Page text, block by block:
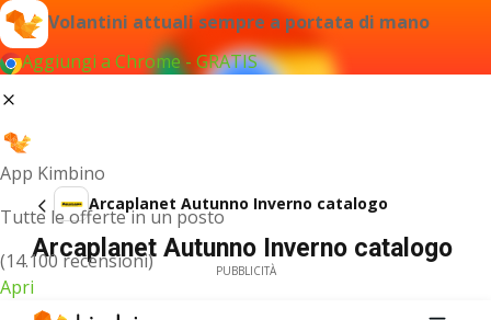
Volantini attuali sempre a portata di mano
Aggiungi a Chrome - GRATIS
App Kimbino
Tutte le offerte in un posto
(14.100 recensioni)
Apri
Arcaplanet Autunno Inverno catalogo
Arcaplanet Autunno Inverno catalogo
PUBBLICITÀ